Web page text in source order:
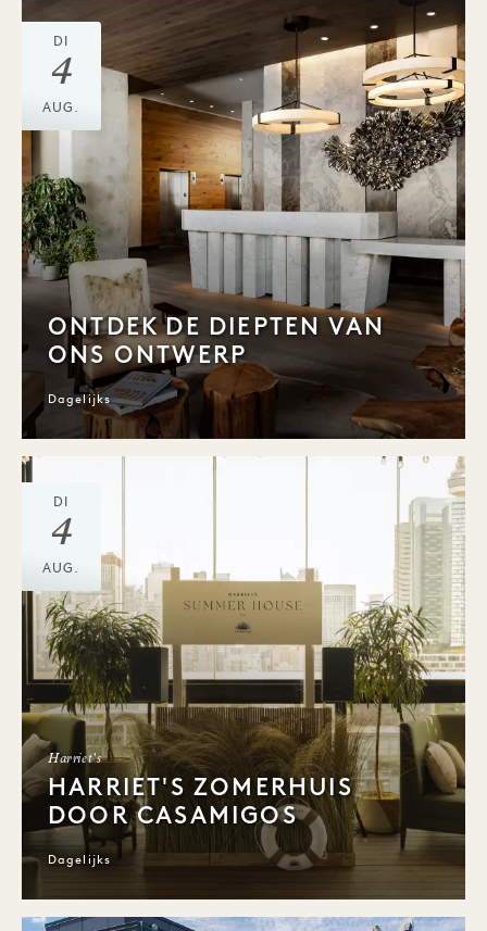
DI
4
AUG.
ONTDEK DE DIEPTEN VAN
ONS ONTWERP
Dagelijks
DI
4
AUG.
Harriet's
HARRIET'S ZOMERHUIS
DOOR CASAMIGOS
Dagelijks